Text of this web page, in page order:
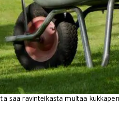
saa ravinteikasta multaa